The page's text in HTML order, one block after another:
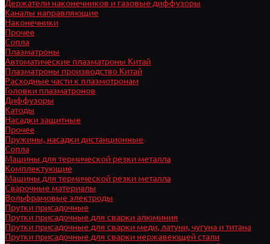
Держатели наконечников и газовые диффузоры
Каналы направляющие
Наконечники
Прочее
Сопла
Плазматроны
Автоматические плазматроны Китай
Плазматроны производство Китай
Расходные части к плазмотронам
Головки плазматронов
Диффузоры
Катоды
Насадки защитные
Прочее
Пружины, насадки дистанционные
Сопла
Машины для термической резки металла
Комплектующие
Машины для термической резки металла
Сварочные материалы
Вольфрамовые электроды
Прутки присадочные
Прутки присадочные для сварки алюминия
Прутки присадочные для сварки меди, латуни, чугуна и титана
Прутки присадочные для сварки нержавеющей стали